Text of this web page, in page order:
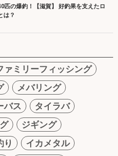
匹の爆釣！【滋賀】 好釣果を支えたロ
は？
ァミリーフィッシング
メバリング
バス
タイラバ
ジギング
り
イカメタル